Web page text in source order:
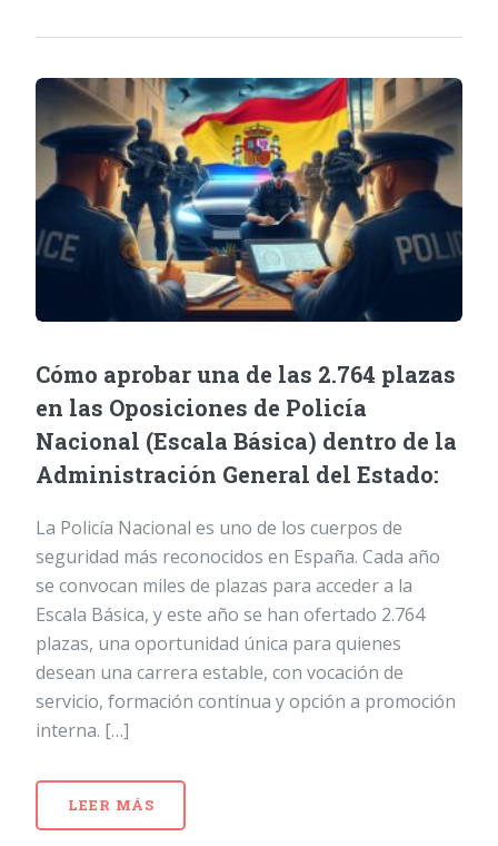
Cómo aprobar una de las 2.764 plazas
en las Oposiciones de Policía
Nacional (Escala Básica) dentro de la
Administración General del Estado:
La Policía Nacional es uno de los cuerpos de
seguridad más reconocidos en España. Cada año
se convocan miles de plazas para acceder a la
Escala Básica, y este año se han ofertado 2.764
plazas, una oportunidad única para quienes
desean una carrera estable, con vocación de
servicio, formación continua y opción a promoción
interna. […]
LEER MÁS